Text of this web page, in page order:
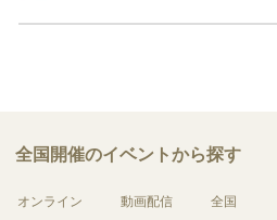
全国開催のイベントから探す
オンライン 動画配信 全国